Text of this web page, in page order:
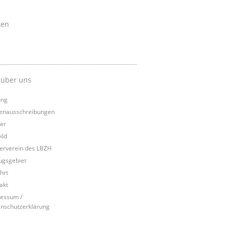
uns
des LBZH
/